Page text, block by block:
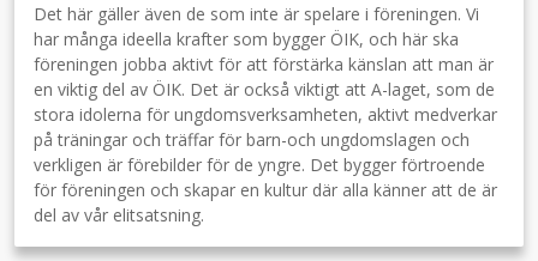
Det här gäller även de som inte är spelare i föreningen. Vi
har många ideella krafter som bygger ÖIK, och här ska
föreningen jobba aktivt för att förstärka känslan att man är
en viktig del av ÖIK. Det är också viktigt att A-laget, som de
stora idolerna för ungdomsverksamheten, aktivt medverkar
på träningar och träffar för barn-och ungdomslagen och
verkligen är förebilder för de yngre. Det bygger förtroende
för föreningen och skapar en kultur där alla känner att de är
del av vår elitsatsning.